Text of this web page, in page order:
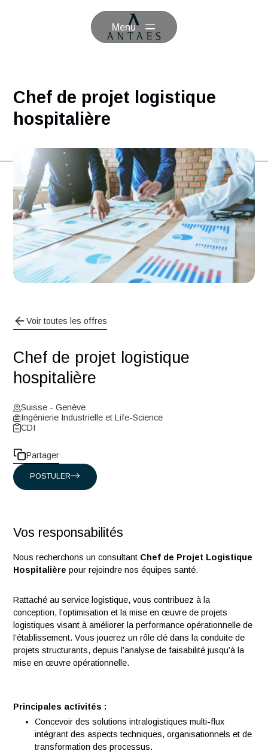
Menu
Chef de projet logistique
hospitalière
Voir toutes les offres
hospitalière
Suisse - Genève
Ingénierie Industrielle et Life-Science
CDI
POSTULER
Nous recherchons un consultant Chef de Projet
Hospitalière pour rejoindre nos équipes santé.
Rattaché au service logistique, vous contribuez à la
l’établissement. Vous jouerez un rôle clé dans la conduite
projets structurants, depuis l’analyse de faisabilité jusqu’à
mise en œuvre opérationnelle.